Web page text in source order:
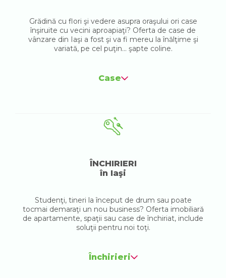
Grădină cu flori şi vedere asupra oraşului ori case
înşiruite cu vecini aproapiaţi? Oferta de case de
vânzare din Iaşi a fost şi va fi mereu la înălţime şi
variată, pe cel puţin... şapte coline.
Case
ÎNCHIRIERI
în Iaşi
Studenţi, tineri la început de drum sau poate
tocmai demaraţi un nou business? Oferta imobiliară
de apartamente, spaţii sau case de închiriat, include
soluţii pentru noi toţi.
Închirieri